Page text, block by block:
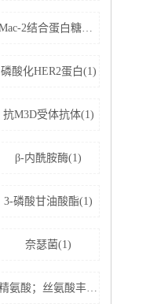
Mac-2结合蛋白糖基化异构体(1)
磷酸化HER2蛋白(1)
抗M3D受体抗体(1)
β-内酰胺酶(1)
3-磷酸甘油酸酯(1)
奈瑟菌(1)
精氨酸；丝氨酸丰富剪接因子1(1)